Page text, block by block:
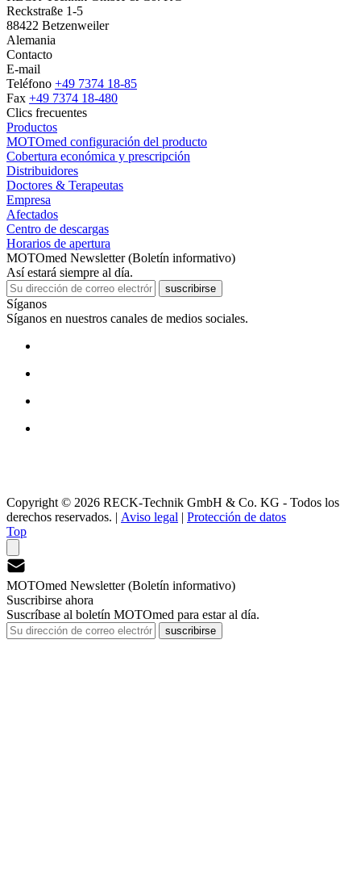
Reckstraße 1-5
88422 Betzenweiler
Alemania
Contacto
E-mail
Teléfono +49 7374 18-85
Fax +49 7374 18-480
Clics frecuentes
Productos
MOTOmed configuración del producto
Cobertura económica y prescripción
Distribuidores
Doctores & Terapeutas
Empresa
Afectados
Centro de descargas
Horarios de apertura
MOTOmed Newsletter (Boletín informativo)
Así estará siempre al día.
suscribirse
Síganos
Síganos en nuestros canales de medios sociales.
Copyright © 2026 RECK-Technik GmbH & Co. KG - Todos los
derechos reservados. | Aviso legal | Protección de datos
Top
MOTOmed Newsletter (Boletín informativo)
Suscribirse ahora
Suscríbase al boletín MOTOmed para estar al día.
suscribirse